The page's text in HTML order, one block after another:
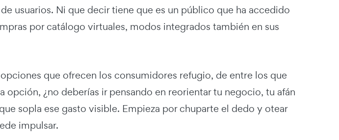
usuarios. Ni que decir tiene que es un público que ha accedido
por catálogo virtuales, modos integrados también en sus
que ofrecen los consumidores refugio, de entre los que
opción, ¿no deberías ir pensando en reorientar tu negocio, tu afán
sopla ese gasto visible. Empieza por chuparte el dedo y otear
impulsar.